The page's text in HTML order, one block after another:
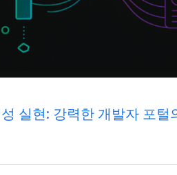
실현: 강력한 개발자 포